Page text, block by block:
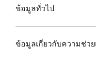
ข้อมูลทั่วไป
ข้อมูลเกี่ยวกับความช่วย